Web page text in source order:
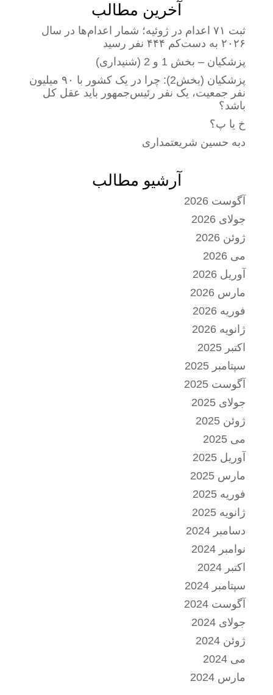
آخرین مطالب
ثبت ۷۱ اعدام در ژوئیه؛ شمار اعدام‌ها در سال
۲۰۲۶ به دست‌کم ۴۴۴ نفر رسید
پزشکیان – بخش 1 و 2 (شنیداری)
پزشکیان (بخش2): چرا در یک کشور با ۹۰ میلیون
نفر جمعیت، یک نفر رئیس‌جمهور باید عقل کل
باشد؟
خ یا پ؟
دبه حسین شریعتمداری
آرشیو مطالب
آگوست 2026
جولای 2026
ژوئن 2026
می 2026
آوریل 2026
مارس 2026
فوریه 2026
ژانویه 2026
اکتبر 2025
سپتامبر 2025
آگوست 2025
جولای 2025
ژوئن 2025
می 2025
آوریل 2025
مارس 2025
فوریه 2025
ژانویه 2025
دسامبر 2024
نوامبر 2024
اکتبر 2024
سپتامبر 2024
آگوست 2024
جولای 2024
ژوئن 2024
می 2024
مارس 2024